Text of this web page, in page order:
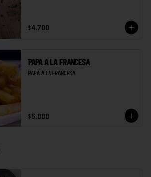
$4.700
Papa a la francesa
Papa a la francesa.
$5.000